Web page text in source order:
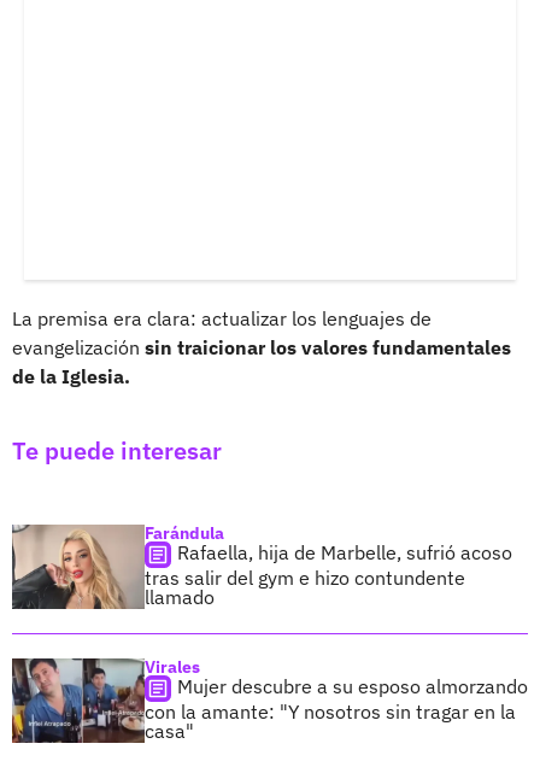
La premisa era clara: actualizar los lenguajes de
evangelización sin traicionar los valores fundamentales
de la Iglesia.
Te puede interesar
Farándula
Rafaella, hija de Marbelle, sufrió acoso
tras salir del gym e hizo contundente
llamado
Virales
Mujer descubre a su esposo almorzando
con la amante: "Y nosotros sin tragar en la
casa"